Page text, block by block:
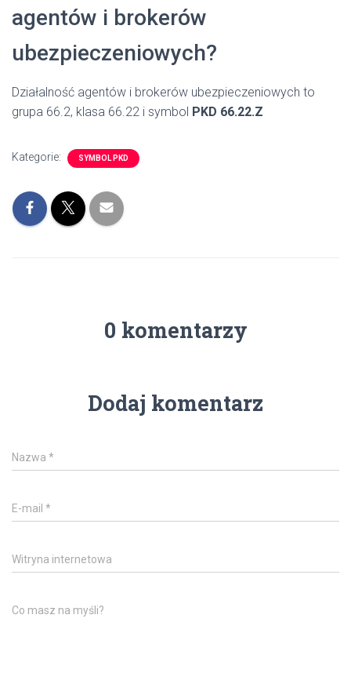
agentów i brokerów
ubezpieczeniowych?
Działalność agentów i brokerów ubezpieczeniowych to
grupa 66.2, klasa 66.22 i symbol PKD 66.22.Z
Kategorie: SYMBOL PKD
0 komentarzy
Dodaj komentarz
Nazwa *
E-mail *
Witryna internetowa
Co masz na myśli?